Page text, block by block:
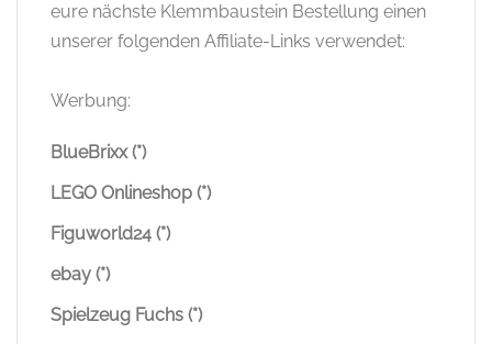
eure nächste Klemmbaustein Bestellung einen
unserer folgenden Affiliate-Links verwendet:
Werbung:
BlueBrixx (*)
LEGO Onlineshop (*)
Figuworld24 (*)
ebay (*)
Spielzeug Fuchs (*)